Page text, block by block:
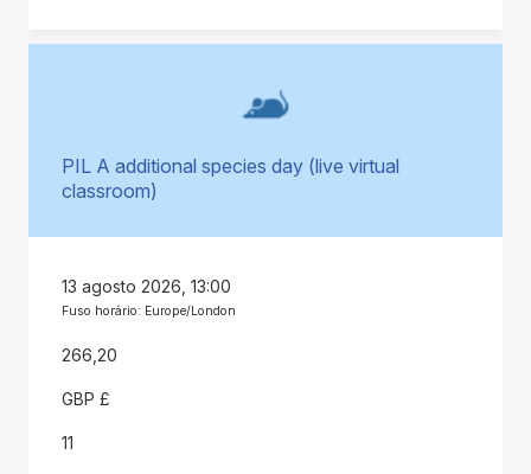
PIL A additional species day (live virtual
classroom)
13 agosto 2026, 13:00
Fuso horário: Europe/London
266,20
GBP £
11